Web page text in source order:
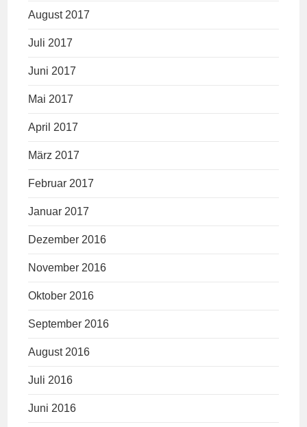
August 2017
Juli 2017
Juni 2017
Mai 2017
April 2017
März 2017
Februar 2017
Januar 2017
Dezember 2016
November 2016
Oktober 2016
September 2016
August 2016
Juli 2016
Juni 2016